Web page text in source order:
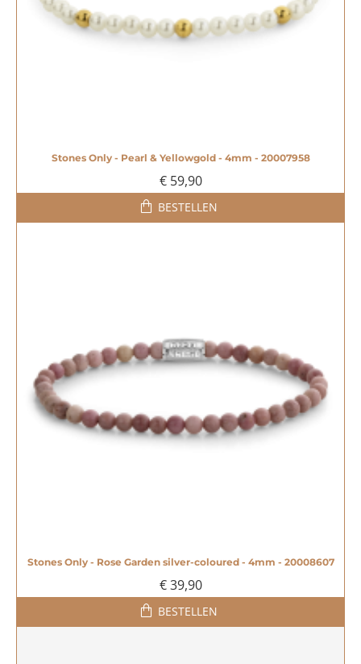
Stones Only - Pearl & Yellowgold - 4mm - 20007958
€ 59,90
BESTELLEN
Stones Only - Rose Garden silver-coloured - 4mm - 20008607
€ 39,90
BESTELLEN